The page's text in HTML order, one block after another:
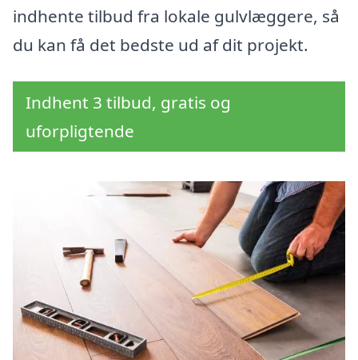
indhente tilbud fra lokale gulvlæggere, så
du kan få det bedste ud af dit projekt.
Indhent 3 tilbud, gratis og
uforpligtende